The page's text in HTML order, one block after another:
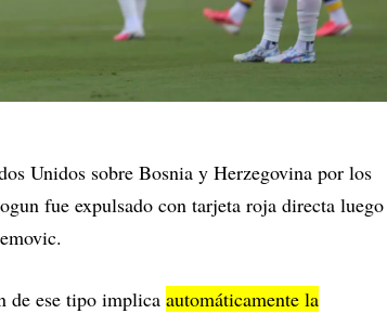
Unidos sobre Bosnia y Herzegovina por los
fue expulsado con tarjeta roja directa luego
de ese tipo implica automáticamente la